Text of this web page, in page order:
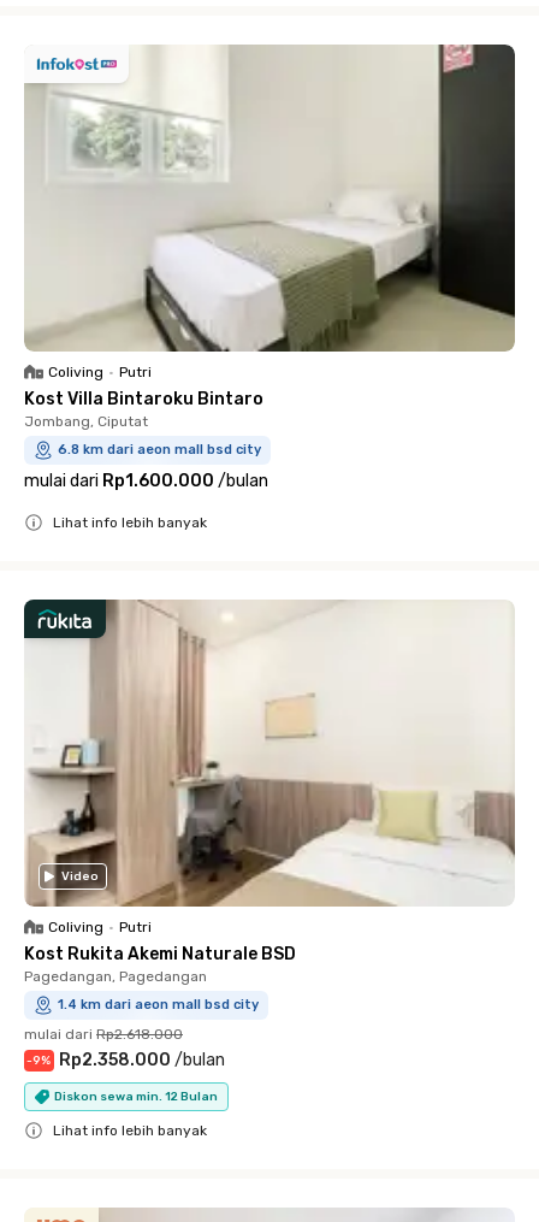
Coliving • Putri
Kost Villa Bintaroku Bintaro
Jombang, Ciputat
6.8 km dari aeon mall bsd city
mulai dari Rp1.600.000 /bulan
Lihat info lebih banyak
Video
Coliving • Putri
Kost Rukita Akemi Naturale BSD
Pagedangan, Pagedangan
1.4 km dari aeon mall bsd city
mulai dari Rp2.618.000
-9% Rp2.358.000 /bulan
Diskon sewa min. 12 Bulan
Lihat info lebih banyak